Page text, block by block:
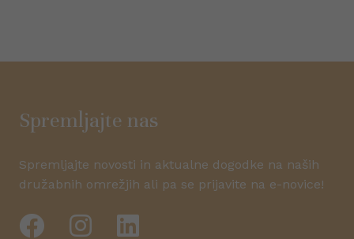
Spremljajte nas
Spremljajte novosti in aktualne dogodke na naših
družabnih omrežjih ali pa se prijavite na e-novice!